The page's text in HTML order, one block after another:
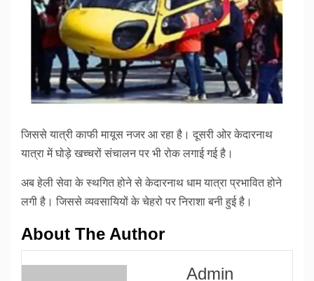
जिससे यात्री काफी मायूस नजर आ रहा है। दूसरी ओर केदारनाथ
यात्रा में घोड़े खच्चरों संचालन पर भी रोक लगाई गई है।
अब हेली सेवा के स्थगित होने से केदारनाथ धाम यात्रा प्रभावित होने
लगी है। जिससे व्यवसायियों के चेहरो पर निराशा बनी हुई है।
About The Author
Admin